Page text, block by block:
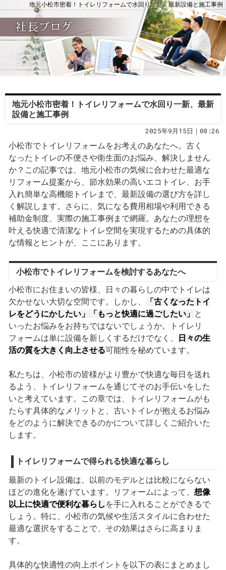
地元小松市密着！トイレリフォームで水回り一新、最新設備と施工事例
地元小松市密着！トイレリフォームで水回り一新、最新
設備と施工事例
2025年9月15日｜08:26
小松市でトイレリフォームをお考えのあなたへ。古く
なったトイレの不便さや衛生面のお悩み、解決しません
か？この記事では、地元小松市の気候に合わせた最適な
リフォーム提案から、節水効果の高いエコトイレ、お手
入れ簡単な高機能トイレまで、最新設備の選び方を詳し
く解説します。さらに、気になる費用相場や利用できる
補助金制度、実際の施工事例まで網羅。あなたの理想を
叶える快適で清潔なトイレ空間を実現するための具体的
な情報とヒントが、ここにあります。
小松市でトイレリフォームを検討するあなたへ
小松市にお住まいの皆様、日々の暮らしの中でトイレは
欠かせない大切な空間です。しかし、
「古くなったトイ
レをどうにかしたい」「もっと快適に過ごしたい」 と
いったお悩みをお持ちではないでしょうか。トイレリ
フォームは単に設備を新しくするだけでなく、
日々の生
活の質を大きく向上させる可能性を秘めています。
私たちは、小松市の皆様がより豊かで快適な毎日を送れ
るよう、トイレリフォームを通じてそのお手伝いをした
いと考えています。この章では、トイレリフォームがも
たらす具体的なメリットと、古いトイレが抱えるお悩み
をどのように解決できるのかについて詳しくご紹介いた
します。
トイレリフォームで得られる快適な暮らし
最新のトイレ設備は、以前のモデルとは比較にならない
ほどの進化を遂げています。リフォームによって、 想像
以上に快適で便利な暮らし を手に入れることができるで
しょう。特に、小松市の気候や生活スタイルに合わせた
最適な選択をすることで、その効果はさらに高まりま
す。
具体的な快適性の向上ポイントを以下の表にまとめまし